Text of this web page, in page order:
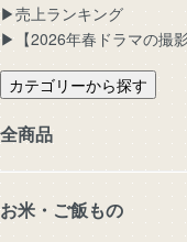
▶︎売上ランキング
▶︎【2026年春ドラマの撮
カテゴリーから探す
全商品
お米・ご飯もの